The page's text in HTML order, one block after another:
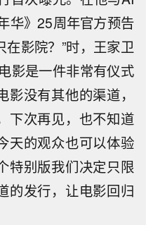
华》25周年官方预告
在影院？”时，王家卫
影是一件非常有仪式
没有其他的渠道，
下次再见，也不知道
天的观众也可以体验
特别版我们决定只限
的发行，让电影回归